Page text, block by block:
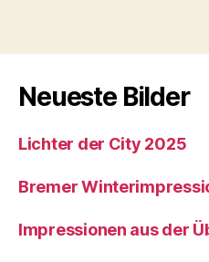
Neueste Bilder
Lichter der City 2025
Bremer
Impressionen aus der